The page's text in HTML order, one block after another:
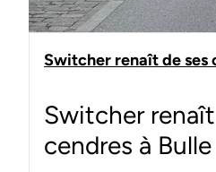
Switcher renaît de ses
Switcher
cendres à Bulle